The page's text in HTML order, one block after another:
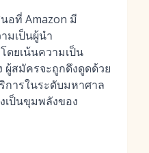
อที่ Amazon มี
มเป็นผู้นำ
ดยเน้นความเป็น
ผู้สมัครจะถูกดึงดูดด้วย
การในระดับมหาศาล
เป็นขุมพลังของ